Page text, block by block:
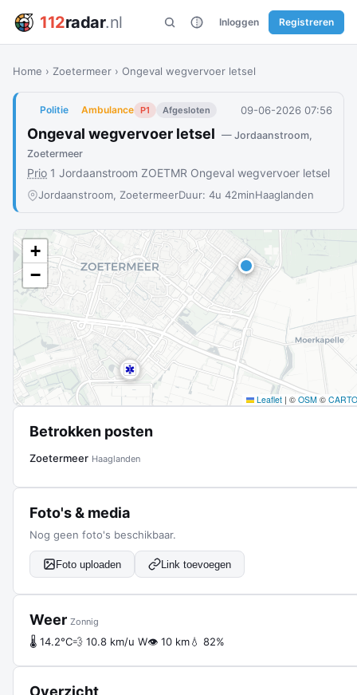
112radar.nl Inloggen Registreren
Home › Zoetermeer › Ongeval wegvervoer letsel
Politie Ambulance P1 Afgesloten 09-06-2026 07:56
Ongeval wegvervoer letsel — Jordaanstroom,
Zoetermeer
Prio 1 Jordaanstroom ZOETMR Ongeval wegvervoer letsel
Jordaanstroom, ZoetermeerDuur: 4u 42minHaaglanden
+
−
Leaflet | © OSM © CARTO
Betrokken posten
Zoetermeer Haaglanden
Foto's & media
Nog geen foto's beschikbaar.
Foto uploaden Link toevoegen
Weer Zonnig
🌡 14.2°C💨 10.8 km/u W👁 10 km💧 82%
Overzicht